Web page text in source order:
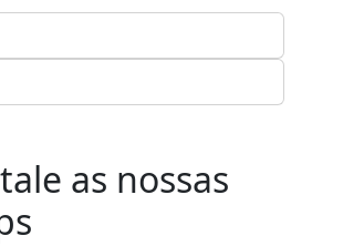
as nossas